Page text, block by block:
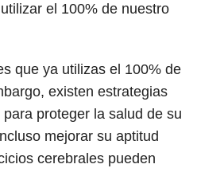
el 100% de nuestro
que ya utilizas el 100% de
existen estrategias
proteger la salud de su
mejorar su aptitud
cerebrales pueden